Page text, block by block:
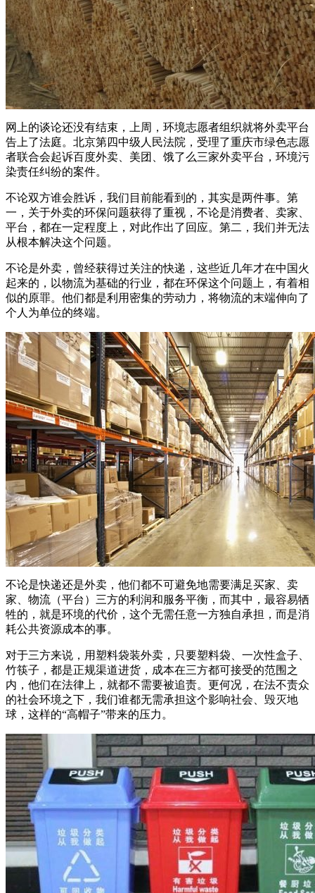
网上的谈论还没有结束，上周，环境志愿者组织就将外卖平台
告上了法庭。北京第四中级人民法院，受理了重庆市绿色志愿
者联合会起诉百度外卖、美团、饿了么三家外卖平台，环境污
染责任纠纷的案件。
不论双方谁会胜诉，我们目前能看到的，其实是两件事。第
一，关于外卖的环保问题获得了重视，不论是消费者、卖家、
平台，都在一定程度上，对此作出了回应。第二，我们并无法
从根本解决这个问题。
不论是外卖，曾经获得过关注的快递，这些近几年才在中国火
起来的，以物流为基础的行业，都在环保这个问题上，有着相
似的原罪。他们都是利用密集的劳动力，将物流的末端伸向了
个人为单位的终端。
不论是快递还是外卖，他们都不可避免地需要满足买家、卖
家、物流（平台）三方的利润和服务平衡，而其中，最容易牺
牲的，就是环境的代价，这个无需任意一方独自承担，而是消
耗公共资源成本的事。
对于三方来说，用塑料袋装外卖，只要塑料袋、一次性盒子、
竹筷子，都是正规渠道进货，成本在三方都可接受的范围之
内，他们在法律上，就都不需要被追责。更何况，在法不责众
的社会环境之下，我们谁都无需承担这个影响社会、毁灭地
球，这样的“高帽子”带来的压力。